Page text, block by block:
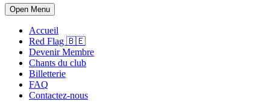
Open Menu
Accueil
Red Flag 🇧🇪
Devenir Membre
Chants du club
Billetterie
FAQ
Contactez-nous